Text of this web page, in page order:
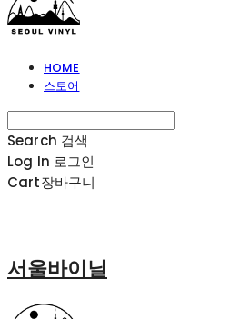
HOME
스토어
Search 검색
Log In 로그인
Cart장바구니
서울바이닐